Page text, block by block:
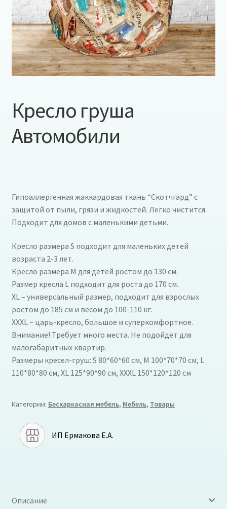
Кресло груша
Автомобили
Гипоаллергенная жаккардовая ткань “Скотчгард” с
защитой от пыли, грязи и жидкостей. Легко чистится.
Подходит для домов с маленькими детьми.
Кресло размера S подходит для маленьких детей
возраста 2-3 лет.
Кресло размера M для детей ростом до 130 см.
Размер кресла L подходит для роста до 170 см.
XL – универсальный размер, подходит для взрослых
ростом до 185 см и весом до 100-110 кг.
XXXL – царь-кресло, большое и суперкомфортное.
Внимание! Требует много места. Не подойдет для
малогабаритных квартир.
Размеры кресел-груш: S 80*60*60 см, M 100*70*70 см, L
110*80*80 см, XL 125*90*90 см, XXXL 150*120*120 см
Категории: Бескаркасная мебель, Мебель, Товары
ИП Ермакова Е.А.
Описание